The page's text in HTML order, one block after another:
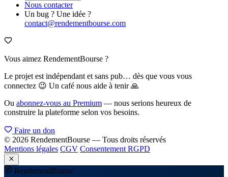
Nous contacter
Un bug ? Une idée ?
contact@rendementbourse.com
Vous aimez RendementBourse ?
Le projet est indépendant et sans pub… dès que vous vous
connectez 😉 Un café nous aide à tenir 🙏
Ou abonnez-vous au Premium — nous serions heureux de
construire la plateforme selon vos besoins.
Faire un don
© 2026 RendementBourse — Tous droits réservés
Mentions légales CGV Consentement RGPD
RendementBourse